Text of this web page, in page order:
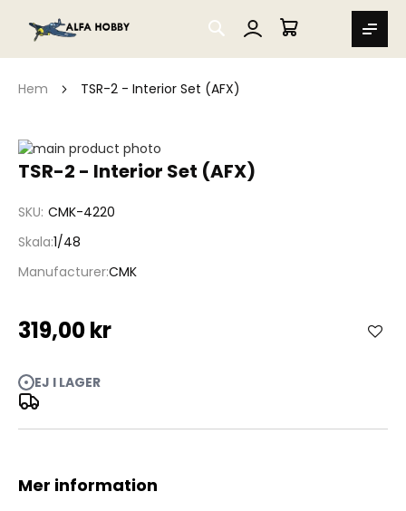
SEARCH
MIN VARUKORG
Hem TSR-2 - Interior Set (AFX)
TSR-2 - Interior Set (AFX)
SKU CMK-4220
Skala 1/48
ManufacturerCMK
319,00 kr
EJ I LAGER
Hoppa
till
bildgalleriet
Hoppa
av
bildgalleriet
Mer information